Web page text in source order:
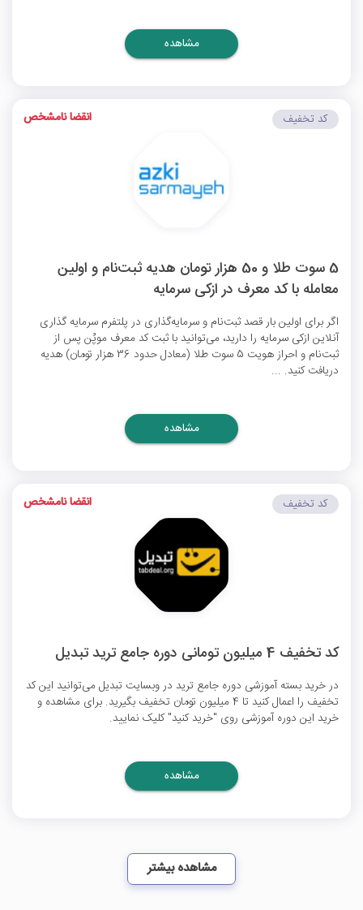
مشاهده
5 سوت طلا و 50 هزار تومان هدیه ثبت‌نام و اولین
معامله با کد معرف در ازکی سرمایه
اگر برای اولین بار قصد ثبت‌نام و سرمایه‌گذاری در پلتفرم سرمایه گذاری
آنلاین ازکی سرمایه را دارید، می‌توانید با ثبت کد معرف موپُن پس از
ثبت‌نام و احراز هویت 5 سوت طلا (معادل حدود 36 هزار تومان) هدیه
دریافت کنید. ...
کد تخفیف انقضا نامشخص
مشاهده
کد تخفیف 4 میلیون تومانی دوره جامع ترید تبدیل
در خرید بسته آموزشی دوره جامع ترید در وبسایت تبدیل می‌توانید این کد
تخفیف را اعمال کنید تا 4 میلیون تومان تخفیف بگیرید. برای مشاهده و
خرید این دوره آموزشی روی "خرید کنید" کلیک نمایید.
کد تخفیف انقضا نامشخص
مشاهده
مشاهده بیشتر